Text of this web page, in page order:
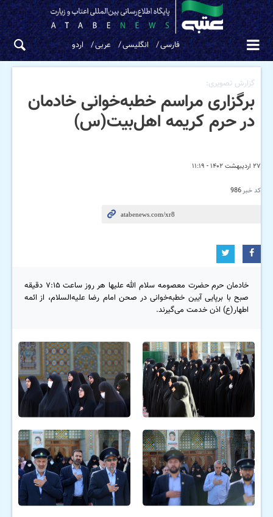
فارسی انگلیسی عربی اردو
۲۷ اردیبهشت ۱۴۰۲ - ۱۱:۱۹
کد خبر986
گزارش تصویری:
برگزاری مراسم خطبه‌خوانی خادمان
در حرم کریمه اهل‌بیت(س)
خادمان حرم حضرت معصومه سلام الله علیها هر روز ساعت ۷:۱۵ دقیقه
صبح با برپایی آیین خطبه‌خوانی در صحن امام رضا علیه‌السلام، از ائمه
اطهار(ع) اذن خدمت می‌گیرند.